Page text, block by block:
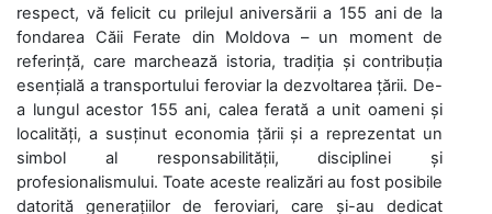
respect, vă felicit cu prilejul aniversării a 155 ani de la
fondarea Căii Ferate din Moldova – un moment de
referință, care marchează istoria, tradiția și contribuția
esențială a transportului feroviar la dezvoltarea țării. De-
a lungul acestor 155 ani, calea ferată a unit oameni și
localități, a susținut economia țării și a reprezentat un
simbol al responsabilității, disciplinei și
profesionalismului. Toate aceste realizări au fost posibile
datorită generațiilor de feroviari, care și-au dedicat